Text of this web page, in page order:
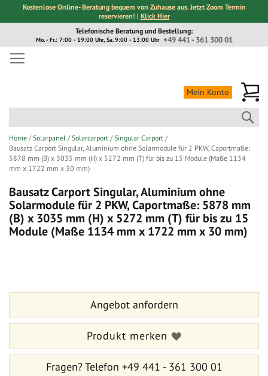
Kostenlose Online- Beratung bequem von Zuhause aus. Jetzt Zoom Termin
reservieren! | Klick Hier
Inhalt
Telefonische Beratung und Bestellung:
+49 441 - 361 300 01
Mo. - Fr.: 7:00 - 19:00 Uhr, Sa. 9:00 - 13:00 Uhr
Mein Konto
Home Solarpanel Solarcarport
Singular Carport
Bausatz Carport Singular, Aluminium ohne Solarmodule für 2 PKW, Caportmaße:
5878 mm (B) x 3035 mm (H) x 5272 mm (T) für bis zu 15 Module (Maße 1134
mm x 1722 mm x 30 mm)
Bausatz Carport Singular, Aluminium ohne
Solarmodule für 2 PKW, Caportmaße: 5878 mm
(B) x 3035 mm (H) x 5272 mm (T) für bis zu 15
Module (Maße 1134 mm x 1722 mm x 30 mm)
Bildergalerie
Bildergalerie
Angebot anfordern
Produkt merken
Fragen?Telefon +49 441 - 361 300 01